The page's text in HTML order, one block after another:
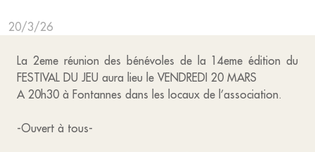
20/3/26
La 2eme réunion des bénévoles de la 14eme édition du
FESTIVAL DU JEU aura lieu le VENDREDI 20 MARS
A 20h30 à Fontannes dans les locaux de l’association.
-Ouvert à tous-